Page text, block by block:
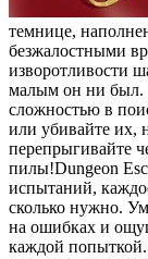
темнице,
безжалостными
изворотливости
малым он ни был.
сложностью в
или убивайте их,
перепрыгивайте
пилы!Dungeon
испытаний,
сколько нужно.
на ошибках и
каждой